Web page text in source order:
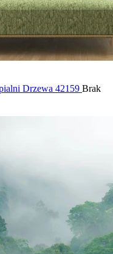
Drzewa 42159 Brak